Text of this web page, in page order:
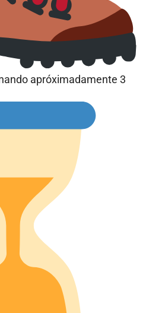
apróximadamente 3